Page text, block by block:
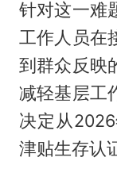
针对这一难
工作人员在
到群众反映
减轻基层工
决定从
津贴生存认